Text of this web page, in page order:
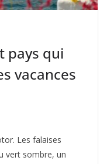
pays qui
vacances
Les falaises
vert sombre, un